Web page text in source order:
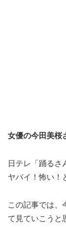
女優の今田美桜
日テレ「踊るさ
ヤバイ！怖い！
この記事では、
て見ていこうと